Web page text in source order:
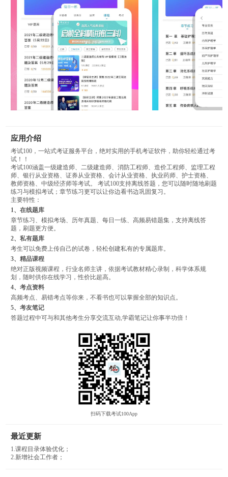
应用介绍
考试100，一站式考证服务平台，绝对实用的手机考证软件，助你轻松通过考
试！！
考试100涵盖一级建造师、二级建造师、消防工程师、造价工程师、监理工程
师、银行从业资格、证券从业资格、会计从业资格、执业药师、护士资格、
教师资格、中级经济师等考试。 考试100支持离线答题，您可以随时随地刷题
练习与模拟考试；章节练习更可以让你边看书边巩固复习。
主要特性：
1、在线题库
章节练习、模拟考场、历年真题、每日一练、高频易错题集，支持离线答
题，刷题更方便。
2、私有题库
考生可以免费上传自己的试卷，轻松创建私有的专属题库。
3、精品课程
绝对正版视频课程，行业名师主讲，依据考试教材精心录制，科学体系规
划，随时供你在线学习，性价比超高。
4、考点资料
高频考点、易错考点等你来，不看书也可以掌握全部的知识点。
5、考友笔记
答题过程中可与和其他考生分享交流互动,学霸笔记让你事半功倍！
扫码下载考试100App
最近更新
1.课程目录体验优化；
2.新增社会工作者；